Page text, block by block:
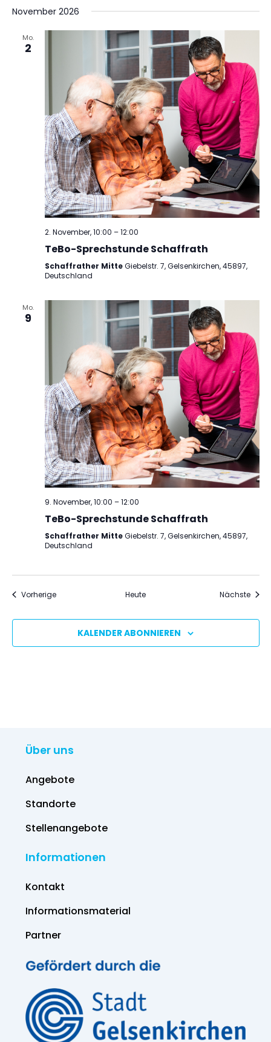
November 2026
Mo.
2
2. November, 10:00 –12:00
TeBo-Sprechstunde Schaffrath
Schaffrather MitteGiebelstr. 7, Gelsenkirchen, 45897,
Deutschland
Mo.
9
9. November, 10:00 –12:00
TeBo-Sprechstunde Schaffrath
Schaffrather MitteGiebelstr. 7, Gelsenkirchen, 45897,
Deutschland
VorherigeVeranstaltungen Heute Nächste
KALENDER ABONNIEREN
Über uns
Angebote
Standorte
Stellenangebote
Informationen
Kontakt
Informations­material
Partner